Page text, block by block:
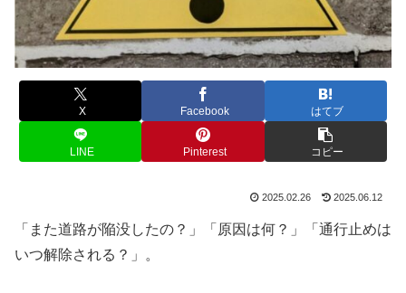
X Facebook はてブ
LINE Pinterest コピー
2025.02.26 2025.06.12
「また道路が陥没したの？」「原因は何？」「通行止めは
いつ解除される？」。